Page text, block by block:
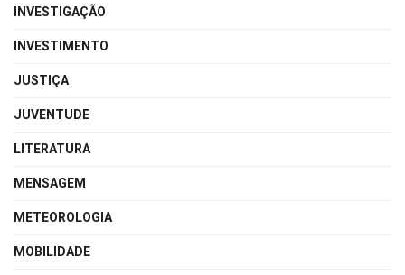
INVESTIGAÇÃO
INVESTIMENTO
JUSTIÇA
JUVENTUDE
LITERATURA
MENSAGEM
METEOROLOGIA
MOBILIDADE